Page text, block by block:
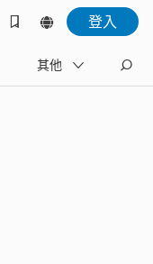
登入
體育
其他